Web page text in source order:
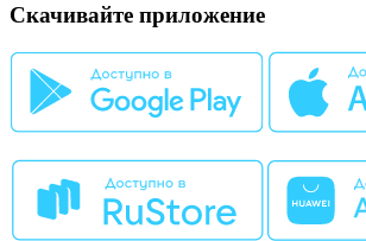
Скачивайте приложение